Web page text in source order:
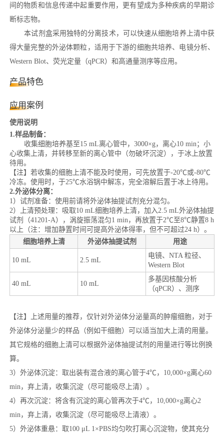
间的物质和信息传递中起重要作用，更有望成为多种疾病的早期诊
断标志物。
本试剂盒采用独特的分离技术，可以快速从细胞培养上清中获
得大量完整的外泌体颗粒，适用于下游的细胞共培养、电镜分析、
Western Blot、荧光定量（qPCR）和高通量测序等应用。
产品特色
应用案例
使用说明
1.样品制备：
收集细胞培养基至15 mL离心管中，3000×g，离心10 min；小
心收集上清，并转移至新的离心管中（勿破坏沉淀），于冰上放置
待用。
【注】若收集的细胞上清不能及时使用，可先放置于-20℃或-80℃
冷冻。使用时，于25℃水浴锅中解冻，完全溶解后置于冰上待用。
2.外泌体分离：
1）试剂准备：使用前请将外泌体抽提试剂充分混匀。
2）上清预处理：吸取10 mL细胞培养上清，加入2.5 mL外泌体抽提
试剂（41201-A），涡旋振荡混匀1 min，再放置于2℃至8℃静置8 h
以上（注：增加静置时间可提高外泌体得率，但不可超过24 h）。
细胞培养上清
外泌体抽提试剂 用途
10 mL 2.5 mL
电镜、NTA 粒径、
Western Blot
40 mL 10 mL
多基因核酸分析
（qPCR）、测序
【注】上述用量的推荐，仅针对外泌体分泌量高的肿瘤细胞，对于
外泌体分泌量少的样品（例如干细胞）可以适当加大上清的用量。
其它规格的细胞上清可以根据外泌体抽提试剂的用量进行等比例换
算。
3）外泌体沉淀：取出装有混合液的离心管于4℃，10,000×g离心60
min，弃上清，收集沉淀（尽可能吸尽上清）。
4）再次沉淀：将含有沉淀的离心管再次于4℃，10,000×g离心2
min，弃上清，收集沉淀（尽可能吸尽上清液）。
5）外泌体重悬：取100 μL 1×PBS均匀吹打离心沉淀物，使其充分